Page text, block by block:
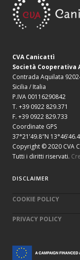
CVA Canicattì
Società Cooperativa
Contrada Aquilata
Sicilia / Italia
P.IVA 00116290842
T. +39 0922 829.371
F. +39 0922 829.733
Coordinate GPS
37°21’49.8″N
Copyright © 2020 CVA
Tutti i diritti riservati.
DISCLAIMER
COOKIE POLICY
PRIVACY POLICY